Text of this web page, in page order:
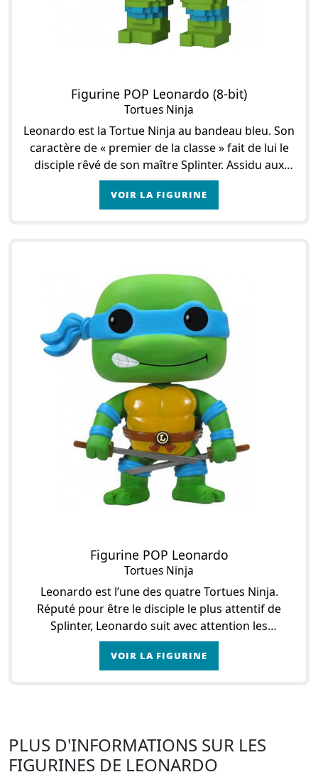
Figurine POP Leonardo (8-bit)
Tortues Ninja
Leonardo est la Tortue Ninja au bandeau bleu. Son
caractère de « premier de la classe » fait de lui le
disciple rêvé de son maître Splinter. Assidu aux
enseignements et aux entraînements, Leona
VOIR LA FIGURINE
Figurine POP Leonardo
Tortues Ninja
Leonardo est l’une des quatre Tortues Ninja.
Réputé pour être le disciple le plus attentif de
Splinter, Leonardo suit avec attention les
différents entraînements en art martial et prend à
cœu
VOIR LA FIGURINE
PLUS D'INFORMATIONS SUR LES
FIGURINES DE LEONARDO